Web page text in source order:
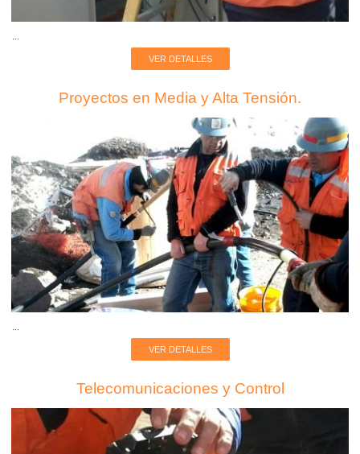
VER DETALLES
Proyectos en Media y Alta Tensión.
VER DETALLES
Telecomunicaciones y Control